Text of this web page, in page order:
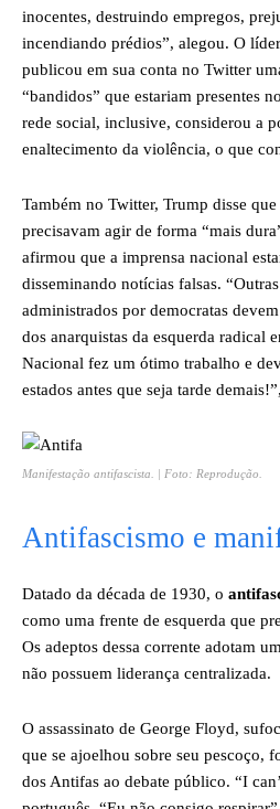
inocentes, destruindo empregos,
incendiando prédios”, alegou. O
publicou em sua conta no Twitter
“bandidos” que estariam presentes
rede social, inclusive, considerou a
enaltecimento da violência, o que
Também no Twitter, Trump disse que
precisavam agir de forma “mais
afirmou que a imprensa nacional
disseminando notícias falsas.
administrados por democratas
dos anarquistas da esquerda radical
Nacional fez um ótimo trabalho e
estados antes que seja tarde
Manifestação antifascista. | Foto: Reprodução.
Antifascismo e
Datado da década de 1930, o
como uma frente de esquerda que
Os adeptos dessa corrente adotam
não possuem liderança centralizada.
O assassinato de George Floyd,
que se ajoelhou sobre seu pescoço,
dos Antifas ao debate público. “I